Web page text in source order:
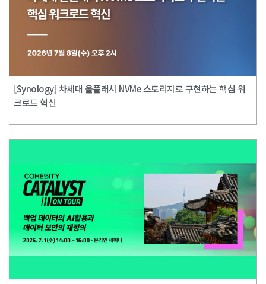
[Synology] 차세대 올플래시 NVMe 스토리지로 구현하는 핵심 워
크로드 혁신